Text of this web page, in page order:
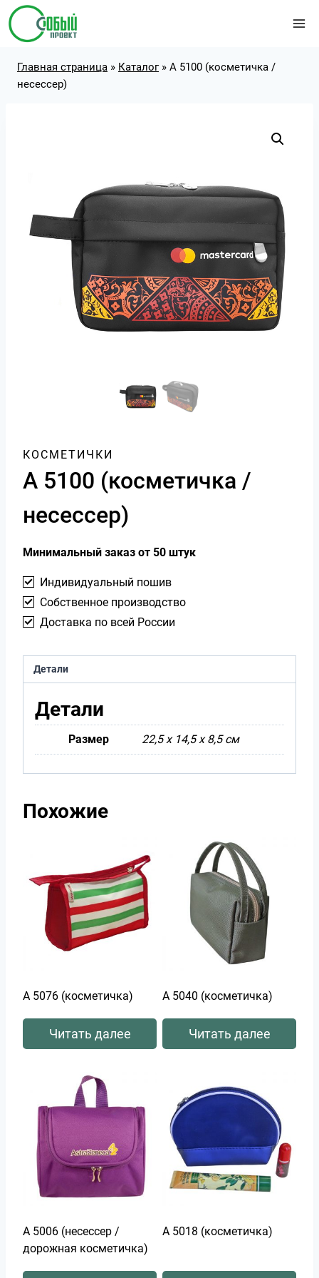
Перейти
содержимому
Главная страница » Каталог» А 5100 (косметичка /
несессер)
КОСМЕТИЧКИ
А 5100 (косметичка /
несессер)
Минимальный заказ от 50 штук
Индивидуальный пошив
Собственное производство
Доставка по всей России
Детали
Детали
Размер 22,5 х 14,5 х 8,5 см
Похожие
А 5076 (косметичка)
Читать далее
А 5040 (косметичка)
Читать далее
А 5006 (несессер /
дорожная косметичка)
А 5018 (косметичка)